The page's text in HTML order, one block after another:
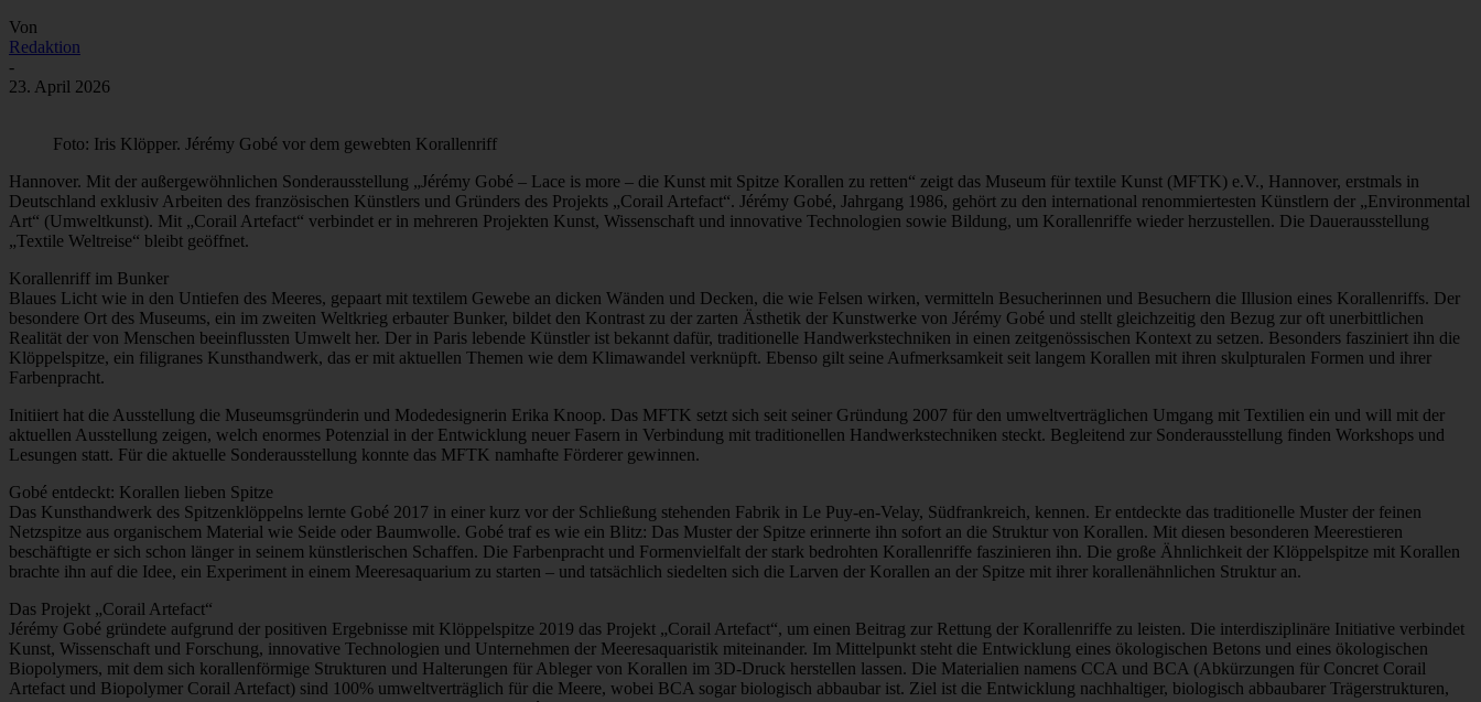
Von
Redaktion
-
23. April 2026
Foto: Iris Klöpper. Jérémy Gobé vor dem gewebten Korallenriff
Hannover. Mit der außergewöhnlichen Sonderausstellung „Jérémy Gobé – Lace is more – die Kunst mit Spitze Korallen zu retten“ zeigt das Museum für textile Kunst (MFTK) e.V., Hannover, erstmals in
Deutschland exklusiv Arbeiten des französischen Künstlers und Gründers des Projekts „Corail Artefact“. Jérémy Gobé, Jahrgang 1986, gehört zu den international renommiertesten Künstlern der „Environmental
Art“ (Umweltkunst). Mit „Corail Artefact“ verbindet er in mehreren Projekten Kunst, Wissenschaft und innovative Technologien sowie Bildung, um Korallenriffe wieder herzustellen. Die Dauerausstellung
„Textile Weltreise“ bleibt geöffnet.
Korallenriff im Bunker
Blaues Licht wie in den Untiefen des Meeres, gepaart mit textilem Gewebe an dicken Wänden und Decken, die wie Felsen wirken, vermitteln Besucherinnen und Besuchern die Illusion eines Korallenriffs. Der
besondere Ort des Museums, ein im zweiten Weltkrieg erbauter Bunker, bildet den Kontrast zu der zarten Ästhetik der Kunstwerke von Jérémy Gobé und stellt gleichzeitig den Bezug zur oft unerbittlichen
Realität der von Menschen beeinflussten Umwelt her. Der in Paris lebende Künstler ist bekannt dafür, traditionelle Handwerkstechniken in einen zeitgenössischen Kontext zu setzen. Besonders fasziniert ihn die
Klöppelspitze, ein filigranes Kunsthandwerk, das er mit aktuellen Themen wie dem Klimawandel verknüpft. Ebenso gilt seine Aufmerksamkeit seit langem Korallen mit ihren skulpturalen Formen und ihrer
Farbenpracht.
Initiiert hat die Ausstellung die Museumsgründerin und Modedesignerin Erika Knoop. Das MFTK setzt sich seit seiner Gründung 2007 für den umweltverträglichen Umgang mit Textilien ein und will mit der
aktuellen Ausstellung zeigen, welch enormes Potenzial in der Entwicklung neuer Fasern in Verbindung mit traditionellen Handwerkstechniken steckt. Begleitend zur Sonderausstellung finden Workshops und
Lesungen statt. Für die aktuelle Sonderausstellung konnte das MFTK namhafte Förderer gewinnen.
Gobé entdeckt: Korallen lieben Spitze
Das Kunsthandwerk des Spitzenklöppelns lernte Gobé 2017 in einer kurz vor der Schließung stehenden Fabrik in Le Puy-en-Velay, Südfrankreich, kennen. Er entdeckte das traditionelle Muster der feinen
Netzspitze aus organischem Material wie Seide oder Baumwolle. Gobé traf es wie ein Blitz: Das Muster der Spitze erinnerte ihn sofort an die Struktur von Korallen. Mit diesen besonderen Meerestieren
beschäftigte er sich schon länger in seinem künstlerischen Schaffen. Die Farbenpracht und Formenvielfalt der stark bedrohten Korallenriffe faszinieren ihn. Die große Ähnlichkeit der Klöppelspitze mit Korallen
brachte ihn auf die Idee, ein Experiment in einem Meeresaquarium zu starten – und tatsächlich siedelten sich die Larven der Korallen an der Spitze mit ihrer korallenähnlichen Struktur an.
Das Projekt „Corail Artefact“
Jérémy Gobé gründete aufgrund der positiven Ergebnisse mit Klöppelspitze 2019 das Projekt „Corail Artefact“, um einen Beitrag zur Rettung der Korallenriffe zu leisten. Die interdisziplinäre Initiative verbindet
Kunst, Wissenschaft und Forschung, innovative Technologien und Unternehmen der Meeresaquaristik miteinander. Im Mittelpunkt steht die Entwicklung eines ökologischen Betons und eines ökologischen
Biopolymers, mit dem sich korallenförmige Strukturen und Halterungen für Ableger von Korallen im 3D-Druck herstellen lassen. Die Materialien namens CCA und BCA (Abkürzungen für Concret Corail
Artefact und Biopolymer Corail Artefact) sind 100% umweltverträglich für die Meere, wobei BCA sogar biologisch abbaubar ist. Ziel ist die Entwicklung nachhaltiger, biologisch abbaubarer Trägerstrukturen,